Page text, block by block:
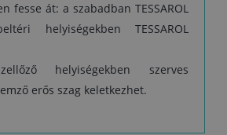
fesse át: a szabadban TESSAROL
helyiségekben TESSAROL
helyiségekben szerves
erős szag keletkezhet.